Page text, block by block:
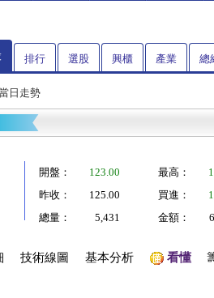
排行 選股 興櫃 產業 總
日走勢
開盤： 123.00 最高：
昨收：
125.00 買進：
總量：
5,431 金額：
技術線圖 基本分析 看懂